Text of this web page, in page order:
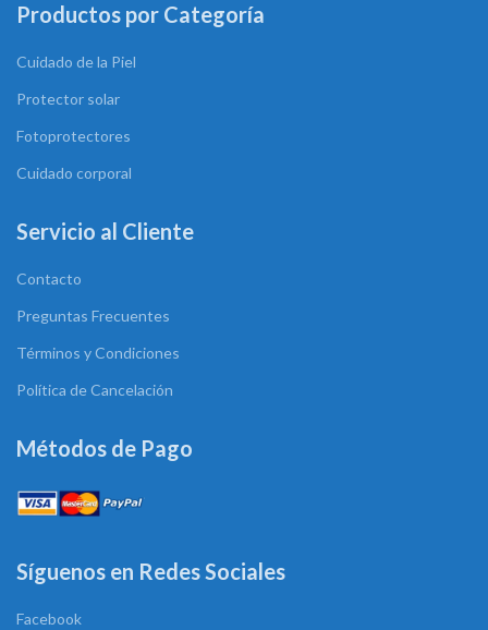
Productos por Categoría
Cuidado de la Piel
Protector solar
Fotoprotectores
Cuidado corporal
Servicio al Cliente
Contacto
Preguntas Frecuentes
Términos y Condiciones
Política de Cancelación
Métodos de Pago
Síguenos en Redes Sociales
Facebook